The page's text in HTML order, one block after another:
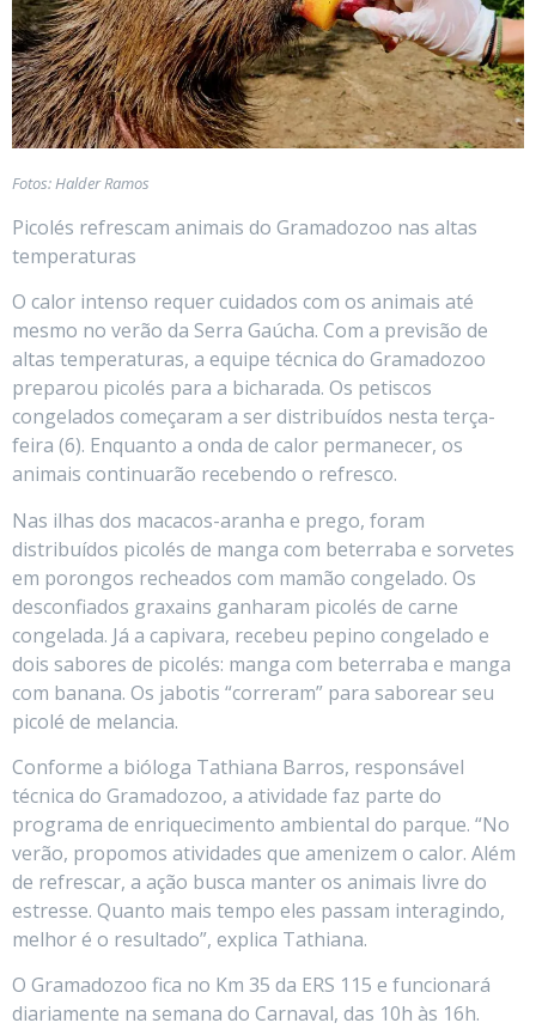
Fotos: Halder Ramos
Picolés refrescam animais do Gramadozoo nas altas
temperaturas
O calor intenso requer cuidados com os animais até
mesmo no verão da Serra Gaúcha. Com a previsão de
altas temperaturas, a equipe técnica do Gramadozoo
preparou picolés para a bicharada. Os petiscos
congelados começaram a ser distribuídos nesta terça-
feira (6). Enquanto a onda de calor permanecer, os
animais continuarão recebendo o refresco.
Nas ilhas dos macacos-aranha e prego, foram
distribuídos picolés de manga com beterraba e sorvetes
em porongos recheados com mamão congelado. Os
desconfiados graxains ganharam picolés de carne
congelada. Já a capivara, recebeu pepino congelado e
dois sabores de picolés: manga com beterraba e manga
com banana. Os jabotis “correram” para saborear seu
picolé de melancia.
Conforme a bióloga Tathiana Barros, responsável
técnica do Gramadozoo, a atividade faz parte do
programa de enriquecimento ambiental do parque. “No
verão, propomos atividades que amenizem o calor. Além
de refrescar, a ação busca manter os animais livre do
estresse. Quanto mais tempo eles passam interagindo,
melhor é o resultado”, explica Tathiana.
O Gramadozoo fica no Km 35 da ERS 115 e funcionará
diariamente na semana do Carnaval, das 10h às 16h.